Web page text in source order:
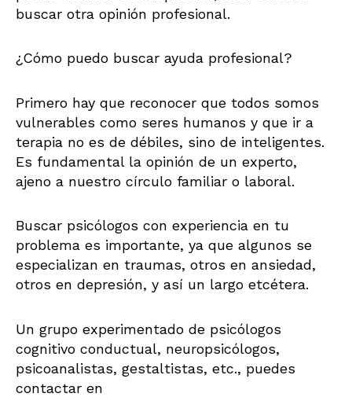
buscar otra opinión profesional.
¿Cómo puedo buscar ayuda profesional?
Primero hay que reconocer que todos somos
vulnerables como seres humanos y que ir a
terapia no es de débiles, sino de inteligentes.
Es fundamental la opinión de un experto,
ajeno a nuestro círculo familiar o laboral.
Buscar psicólogos con experiencia en tu
problema es importante, ya que algunos se
especializan en traumas, otros en ansiedad,
otros en depresión, y así un largo etcétera.
Un grupo experimentado de psicólogos
cognitivo conductual, neuropsicólogos,
psicoanalistas, gestaltistas, etc., puedes
contactar en